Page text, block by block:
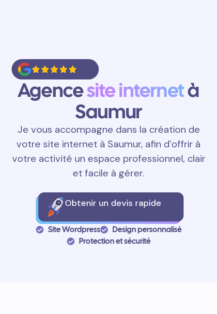
Agencesite internetà
Saumur
Je vous accompagne dans la création de
votre site internet à Saumur, afin d’offrir à
votre activité un espace professionnel, clair
et facile à gérer.
Obtenir un devis rapide
Site Wordpress
Design personnalisé
Protection et sécurité